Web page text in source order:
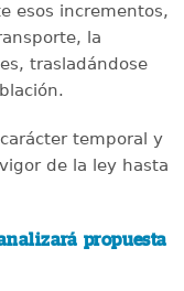
esos incrementos,
la
trasladándose
temporal y
de la ley hasta
propuesta